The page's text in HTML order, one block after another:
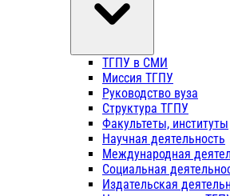
ТГПУ в СМИ
Миссия ТГПУ
Руководство вуза
Структура ТГПУ
Факультеты, институты
Научная деятельность
Международная
Социальная
Издательская